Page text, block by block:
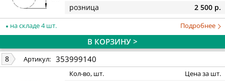
розница
2 500 р.
на складе 4 шт. Подробнее
В КОРЗИНУ >
8 Артикул: 353999140
Кол-во, шт. Цена за шт.